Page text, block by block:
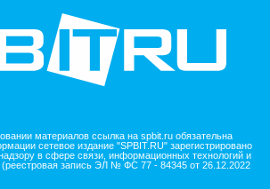
материалов ссылка на spbit.ru обязательна
сетевое издание "SPBIT.RU" зарегистрировано
в сфере связи, информационных технологий и
запись ЭЛ № ФС 77 - 84345 от 26.12.2022